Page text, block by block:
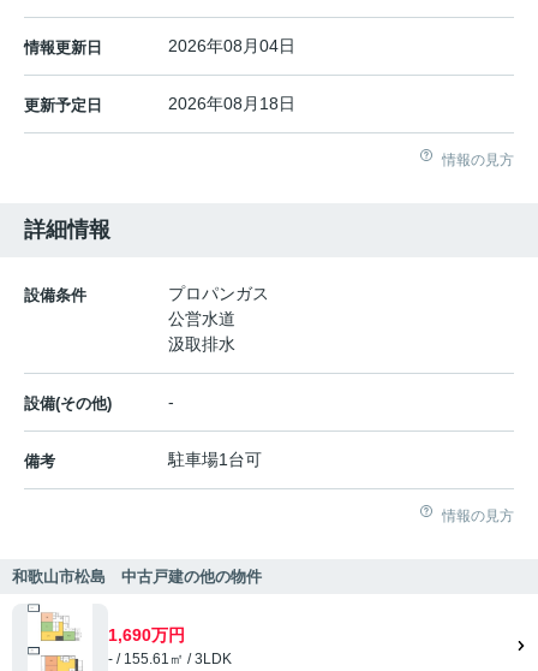
情報更新日 2026年08月04日
更新予定日 2026年08月18日
情報の見方
詳細情報
設備条件
プロパンガス
公営水道
汲取排水
設備(その他) -
備考 駐車場1台可
情報の見方
和歌山市松島 中古戸建の他の物件
1,690万円
- / 155.61㎡ / 3LDK